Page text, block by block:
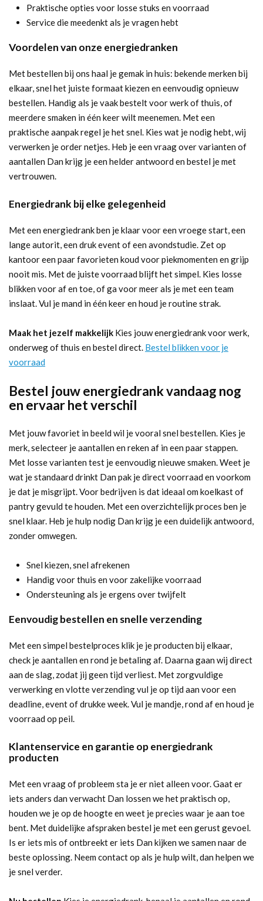
Praktische opties voor losse stuks en voorraad
Service die meedenkt als je vragen hebt
Voordelen van onze energiedranken
Met bestellen bij ons haal je gemak in huis: bekende merken bij
elkaar, snel het juiste formaat kiezen en eenvoudig opnieuw
bestellen. Handig als je vaak bestelt voor werk of thuis, of
meerdere smaken in één keer wilt meenemen. Met een
praktische aanpak regel je het snel. Kies wat je nodig hebt, wij
verwerken je order netjes. Heb je een vraag over varianten of
aantallen Dan krijg je een helder antwoord en bestel je met
vertrouwen.
Energiedrank bij elke gelegenheid
Met een energiedrank ben je klaar voor een vroege start, een
lange autorit, een druk event of een avondstudie. Zet op
kantoor een paar favorieten koud voor piekmomenten en grijp
nooit mis. Met de juiste voorraad blijft het simpel. Kies losse
blikken voor af en toe, of ga voor meer als je met een team
inslaat. Vul je mand in één keer en houd je routine strak.
Maak het jezelf makkelijk Kies jouw energiedrank voor werk,
onderweg of thuis en bestel direct. Bestel blikken voor je
voorraad
Bestel jouw energiedrank vandaag nog
en ervaar het verschil
Met jouw favoriet in beeld wil je vooral snel bestellen. Kies je
merk, selecteer je aantallen en reken af in een paar stappen.
Met losse varianten test je eenvoudig nieuwe smaken. Weet je
wat je standaard drinkt Dan pak je direct voorraad en voorkom
je dat je misgrijpt. Voor bedrijven is dat ideaal om koelkast of
pantry gevuld te houden. Met een overzichtelijk proces ben je
snel klaar. Heb je hulp nodig Dan krijg je een duidelijk antwoord,
zonder omwegen.
Snel kiezen, snel afrekenen
Handig voor thuis en voor zakelijke voorraad
Ondersteuning als je ergens over twijfelt
Eenvoudig bestellen en snelle verzending
Met een simpel bestelproces klik je je producten bij elkaar,
check je aantallen en rond je betaling af. Daarna gaan wij direct
aan de slag, zodat jij geen tijd verliest. Met zorgvuldige
verwerking en vlotte verzending vul je op tijd aan voor een
deadline, event of drukke week. Vul je mandje, rond af en houd je
voorraad op peil.
Klantenservice en garantie op energiedrank
producten
Met een vraag of probleem sta je er niet alleen voor. Gaat er
iets anders dan verwacht Dan lossen we het praktisch op,
houden we je op de hoogte en weet je precies waar je aan toe
bent. Met duidelijke afspraken bestel je met een gerust gevoel.
Is er iets mis of ontbreekt er iets Dan kijken we samen naar de
beste oplossing. Neem contact op als je hulp wilt, dan helpen we
je snel verder.